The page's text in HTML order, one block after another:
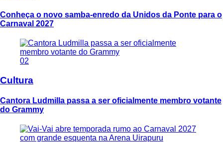
Conheça o novo samba-enredo da Unidos da Ponte para o
Carnaval 2027
02
Cultura
Cantora Ludmilla passa a ser oficialmente membro votante
do Grammy